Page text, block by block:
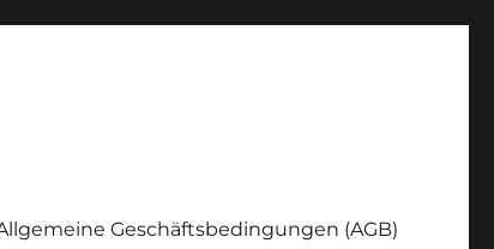
Geschäftsbedingungen (AGB)